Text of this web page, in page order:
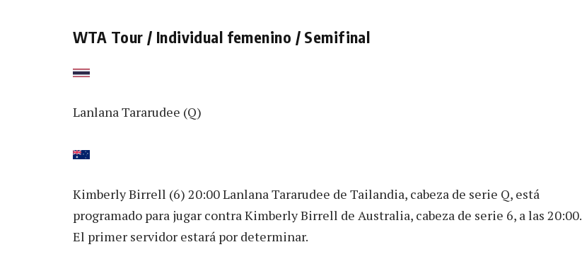
WTA Tour / Individual femenino / Semifinal
Lanlana Tararudee (Q)
Kimberly Birrell (6) 20:00 Lanlana Tararudee de Tailandia, cabeza de serie Q, está
programado para jugar contra Kimberly Birrell de Australia, cabeza de serie 6, a las 20:00.
El primer servidor estará por determinar.